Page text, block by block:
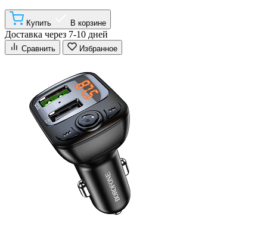
Купить В корзине
Доставка через 7-10 дней
Сравнить Избранное